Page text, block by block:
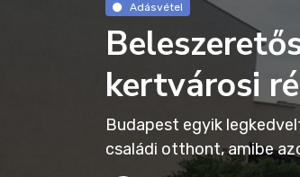
Adásvétel
kertvárosi
Budapest egyik
családi otthont, amibe